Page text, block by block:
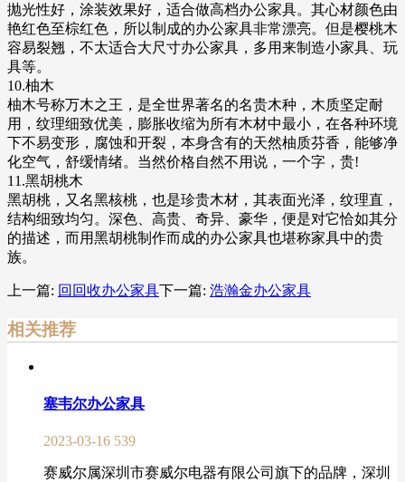
抛光性好，涂装效果好，适合做高档办公家具。其心材颜色由
艳红色至棕红色，所以制成的办公家具非常漂亮。但是樱桃木
容易裂翘，不太适合大尺寸办公家具，多用来制造小家具、玩
具等。
10.柚木
柚木号称万木之王，是全世界著名的名贵木种，木质坚定耐
用，纹理细致优美，膨胀收缩为所有木材中最小，在各种环境
下不易变形，腐蚀和开裂，本身含有的天然柚质芬香，能够净
化空气，舒缓情绪。当然价格自然不用说，一个字，贵!
11.黑胡桃木
黑胡桃，又名黑核桃，也是珍贵木材，其表面光泽，纹理直，
结构细致均匀。深色、高贵、奇异、豪华，便是对它恰如其分
的描述，而用黑胡桃制作而成的办公家具也堪称家具中的贵
族。
上一篇: 回回收办公家具下一篇: 浩瀚金办公家具
相关推荐
塞韦尔办公家具
2023-03-16 539
赛威尔属深圳市赛威尔电器有限公司旗下的品牌，深圳